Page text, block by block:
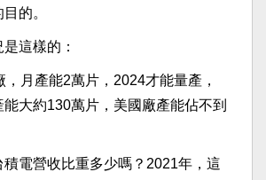
的。
這樣的：
，月產能2萬片，2024才能量產，
大約130萬片，美國廠產能佔不到
電營收比重多少嗎？2021年，這